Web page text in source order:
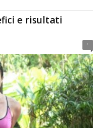
e risultati
1